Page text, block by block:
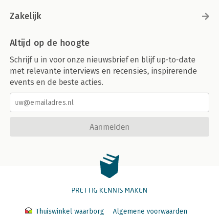
Zakelijk
Altijd op de hoogte
Schrijf u in voor onze nieuwsbrief en blijf up-to-date
met relevante interviews en recensies, inspirerende
events en de beste acties.
Aanmelden
PRETTIG KENNIS MAKEN
Thuiswinkel waarborg Algemene voorwaarden